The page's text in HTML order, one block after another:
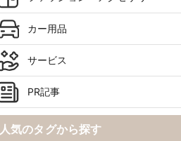
カー用品
サービス
PR記事
人気のタグから探す